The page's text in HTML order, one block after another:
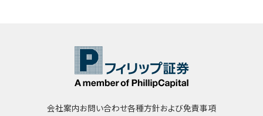
会社案内お問い合わせ各種方針および免責事項